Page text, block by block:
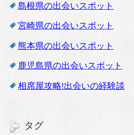
島根県の出会いスポット
宮崎県の出会いスポット
熊本県の出会いスポット
鹿児島県の出会いスポット
相席屋攻略!出会いの経験談
タグ